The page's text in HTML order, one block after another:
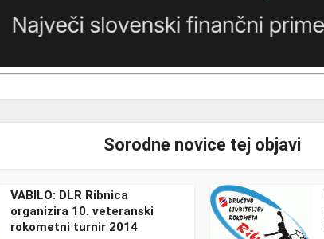
Sorodne novice tej objavi
VABILO: DLR Ribnica
organizira 10. veteranski
rokometni turnir 2014